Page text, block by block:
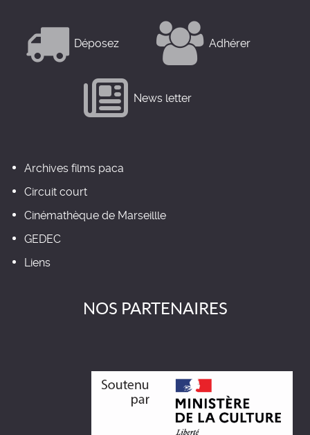
Déposez Adhérer
News letter
Archives films paca
Circuit court
Cinémathèque de Marseillle
GEDEC
Liens
NOS PARTENAIRES